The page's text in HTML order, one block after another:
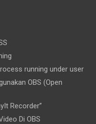
running under user
OBS (Open
Recorder”
Di OBS